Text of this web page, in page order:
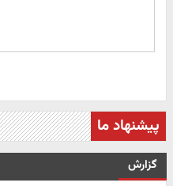
پیشنهاد ما
گزارش